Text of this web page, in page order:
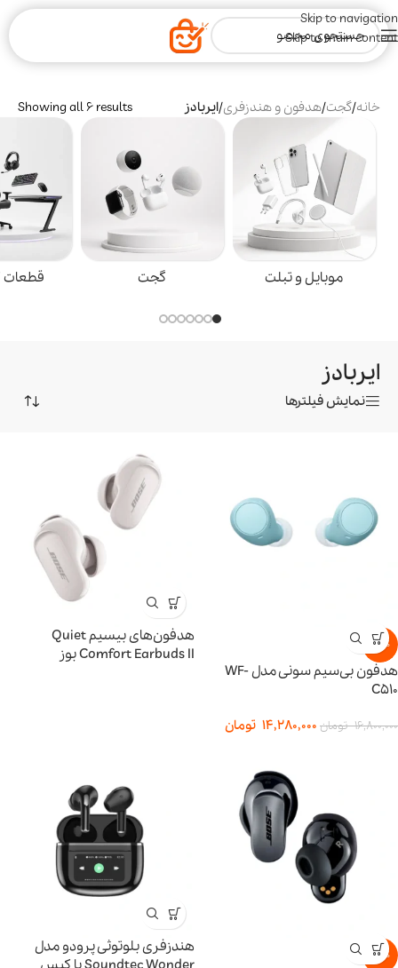
Skip to navigation
Skip to main content
خانه/گجت/هدفون و هندزفری/ایربادز Showing all 6 results
موبایل و تبلت گجت قطعات
ایربادز
نمایش فیلترها
-15%
هدفون بی‌سیم سونی مدل WF-
C510
16,800,000 تومان 14,280,000 تومان
هدفون‌های بیسیم Quiet
Comfort Earbuds II بوز
-15%
هندزفری بلوتوثی پرودو مدل